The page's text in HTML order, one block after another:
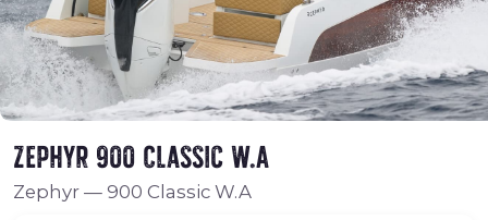
Zephyr 900 Classic W.A
Zephyr — 900 Classic W.A